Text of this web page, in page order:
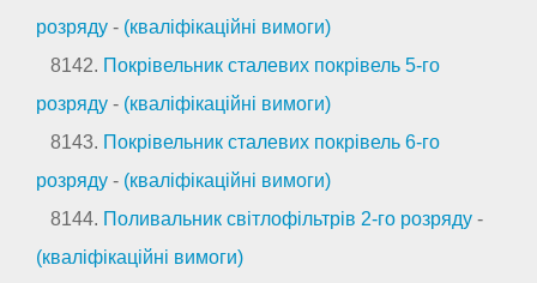
розряду - (кваліфікаційні вимоги)
8142. Покрівельник сталевих покрівель 5-го
розряду - (кваліфікаційні вимоги)
8143. Покрівельник сталевих покрівель 6-го
розряду - (кваліфікаційні вимоги)
8144. Поливальник світлофільтрів 2-го розряду -
(кваліфікаційні вимоги)